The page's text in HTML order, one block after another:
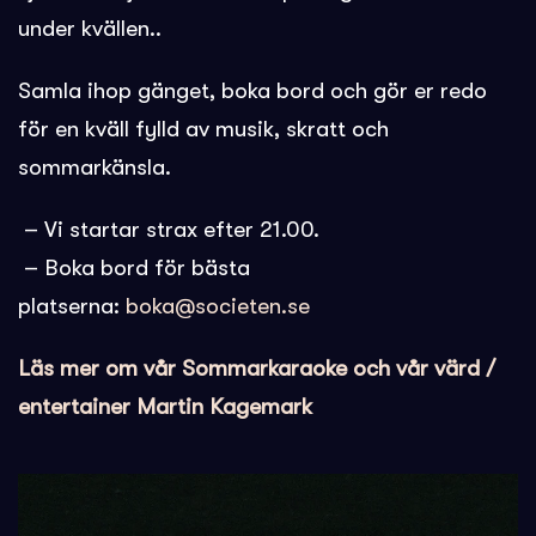
under kvällen..
Samla ihop gänget, boka bord och gör er redo
för en kväll fylld av musik, skratt och
sommarkänsla.
– Vi startar strax efter 21.00.
– Boka bord för bästa
platserna: boka@societen.se
Läs mer om vår Sommarkaraoke och vår värd /
entertainer Martin Kagemark